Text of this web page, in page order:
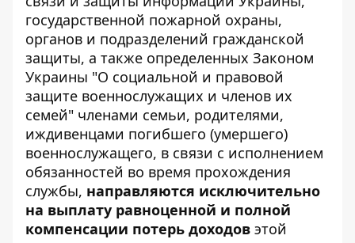
государственной пожарной охраны,
органов и подразделений гражданской
защиты, а также определенных Законом
Украины "О социальной и правовой
защите военнослужащих и членов их
семей" членами семьи, родителями,
иждивенцами погибшего (умершего)
военнослужащего, в связи с исполнением
обязанностей во время прохождения
службы, направляются исключительно
на выплату равноценной и полной
компенсации потерь доходов этой